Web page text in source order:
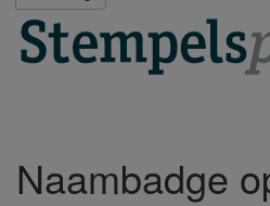
Naambadge